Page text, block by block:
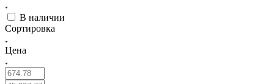
В наличии
Сортировка
Цена